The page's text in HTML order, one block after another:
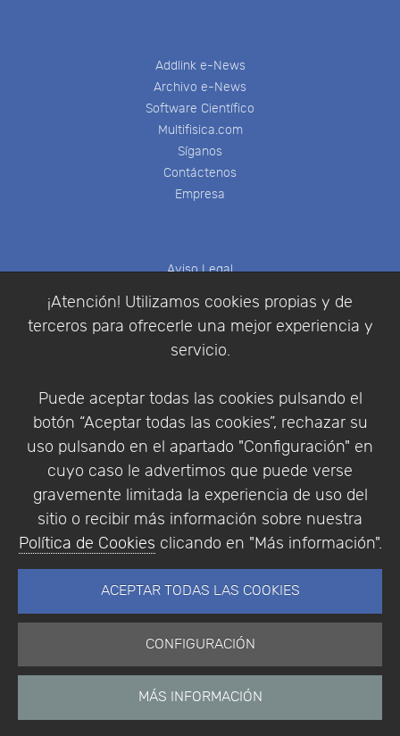
¡Atención! Utilizamos cookies propias y de
terceros para ofrecerle una mejor experiencia y
servicio.
Puede aceptar todas las cookies pulsando el
botón “Aceptar todas las cookies”, rechazar su
uso pulsando en el apartado "Configuración" en
cuyo caso le advertimos que puede verse
gravemente limitada la experiencia de uso del
sitio o recibir más información sobre nuestra
Política de Cookies clicando en "Más información".
ACEPTAR TODAS LAS COOKIES
CONFIGURACIÓN
MÁS INFORMACIÓN
Addlink e-News
Archivo e-News
Software Científico
Multifisica.com
Síganos
Contáctenos
Empresa
Aviso Legal
Política de Privacidad
Condiciones de compra
Identificarse
Empresa|Aviso Legal| Política de Privacidad |
Política de Cookies
© Copyright 1994 - 2026. Addlink Software
Científico, S.L.
Portugal.